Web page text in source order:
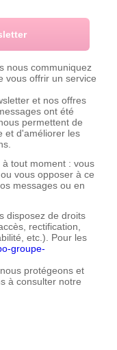
nous communiquez
vous offrir un service
et nos offres
ont été
permettent de
et d'améliorer les
tout moment : vous
vous opposer à ce
messages ou en
disposez de droits
rectification,
etc.). Pour les
groupe-
protégeons et
à consulter notre